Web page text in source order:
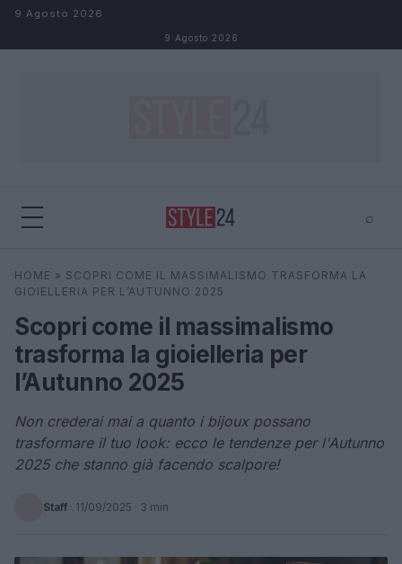
Salta al contenuto
9 Agosto 2026
9 Agosto 2026
⌕
Cerca ⌕
HOME » SCOPRI COME IL MASSIMALISMO TRASFORMA LA
GIOIELLERIA PER L’AUTUNNO 2025
Scopri come il massimalismo
trasforma la gioielleria per
l’Autunno 2025
Non crederai mai a quanto i bijoux possano
trasformare il tuo look: ecco le tendenze per l'Autunno
2025 che stanno già facendo scalpore!
Staff · 11/09/2025 · 3 min